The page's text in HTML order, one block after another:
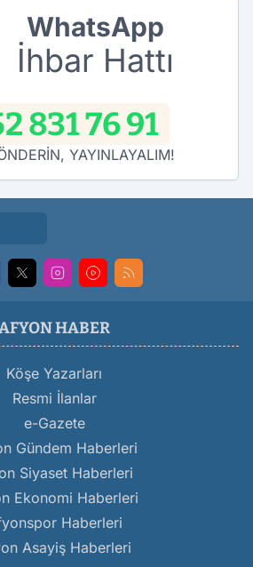
WhatsApp
İhbar Hattı
831 76 91
YAYINLAYALIM!
HABER
Köşe Yazarları
Resmi İlanlar
e-Gazete
Gündem Haberleri
Siyaset Haberleri
Ekonomi Haberleri
Haberleri
Asayiş Haberleri